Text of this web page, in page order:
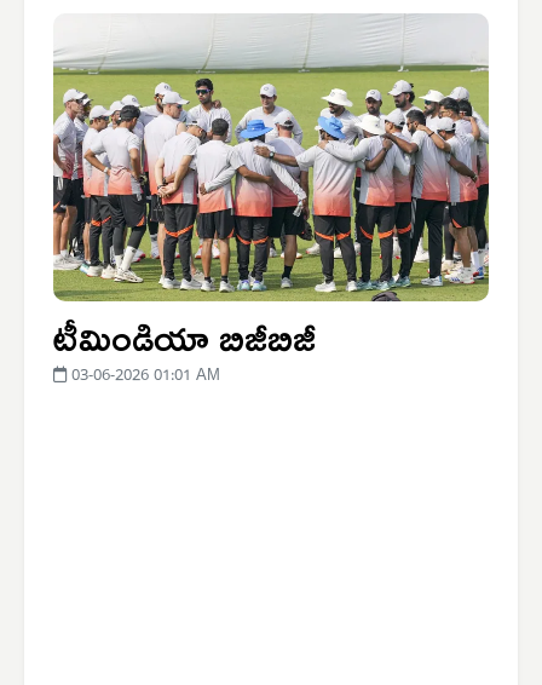
టీమిండియా బిజీబిజీ
03-06-2026 01:01 AM